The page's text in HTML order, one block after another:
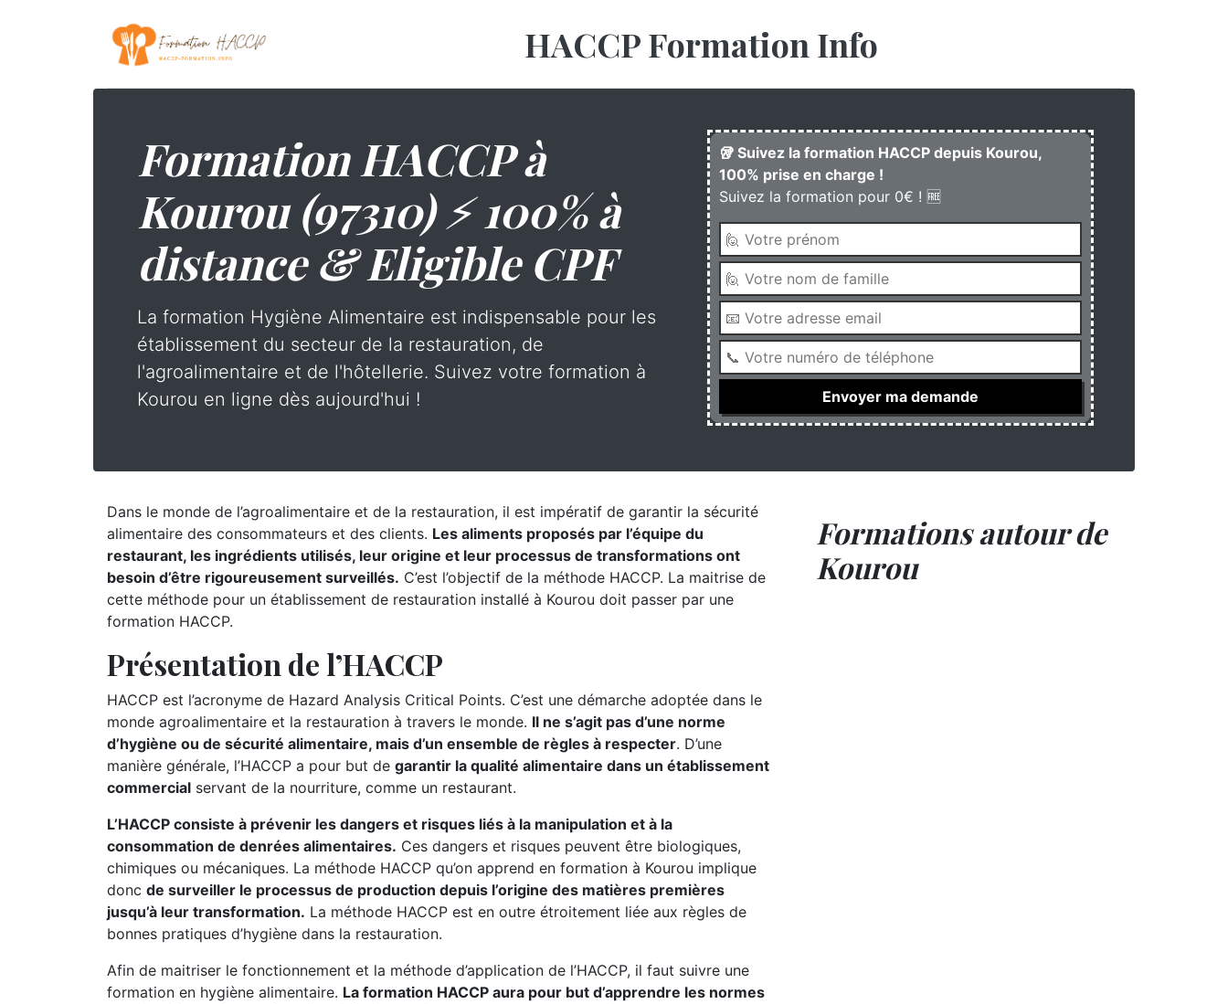
HACCP Formation Info
Formation HACCP à
Kourou (97310) ⚡ 100% à
distance & Eligible CPF
La formation Hygiène Alimentaire est indispensable pour les
établissement du secteur de la restauration, de
l'agroalimentaire et de l'hôtellerie. Suivez votre formation à
Kourou en ligne dès aujourd'hui !
🥡 Suivez la formation HACCP depuis Kourou,
100% prise en charge !
Suivez la formation pour 0€ ! 🆓
Dans le monde de l’agroalimentaire et de la restauration, il est impératif de garantir la sécurité
alimentaire des consommateurs et des clients. Les aliments proposés par l’équipe du
restaurant, les ingrédients utilisés, leur origine et leur processus de transformations ont
besoin d’être rigoureusement surveillés. C’est l’objectif de la méthode HACCP. La maitrise de
cette méthode pour un établissement de restauration installé à Kourou doit passer par une
formation HACCP.
Présentation de l’HACCP
HACCP est l’acronyme de Hazard Analysis Critical Points. C’est une démarche adoptée dans le
monde agroalimentaire et la restauration à travers le monde. Il ne s’agit pas d’une norme
d’hygiène ou de sécurité alimentaire, mais d’un ensemble de règles à respecter. D’une
manière générale, l’HACCP a pour but de garantir la qualité alimentaire dans un établissement
commercial servant de la nourriture, comme un restaurant.
L’HACCP consiste à prévenir les dangers et risques liés à la manipulation et à la
consommation de denrées alimentaires. Ces dangers et risques peuvent être biologiques,
chimiques ou mécaniques. La méthode HACCP qu’on apprend en formation à Kourou implique
donc de surveiller le processus de production depuis l’origine des matières premières
jusqu’à leur transformation. La méthode HACCP est en outre étroitement liée aux règles de
bonnes pratiques d’hygiène dans la restauration.
Afin de maitriser le fonctionnement et la méthode d’application de l’HACCP, il faut suivre une
formation en hygiène alimentaire. La formation HACCP aura pour but d’apprendre les normes
Formations autour de
Kourou